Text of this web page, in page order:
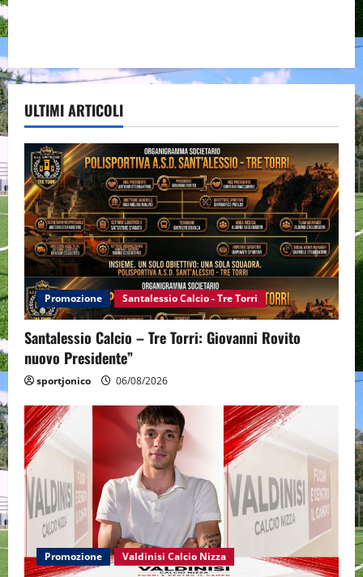
ULTIMI ARTICOLI
Promozione Santalessio Calcio - Tre Torri
Santalessio Calcio – Tre Torri: Giovanni Rovito
nuovo Presidente”
sportjonico 06/08/2026
Promozione Valdinisi Calcio Nizza